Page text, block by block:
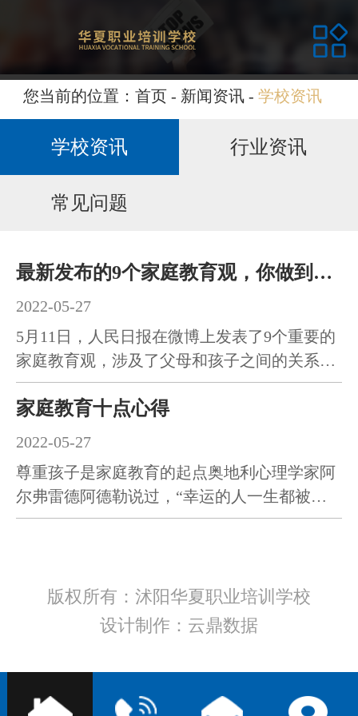
网站首页
关于华夏
课程介绍
新闻资讯
招聘信息
联系我们
您当前的位置： 首页 - 新闻资讯- 学校资讯
学校资讯 行业资讯
常见问题
最新发布的9个家庭教育观，你做到了吗？
2022-05-27
5月11日，人民日报在微博上发表了9个重要的
家庭教育观，涉及了父母和孩子之间的关系模
式和相处方式。养育子女…
家庭教育十点心得
2022-05-27
尊重孩子是家庭教育的起点奥地利心理学家阿
尔弗雷德阿德勒说过，“幸运的人一生都被童
年治愈，不幸的人一生都…
版权所有：沭阳华夏职业培训学校
设计制作：云鼎数据